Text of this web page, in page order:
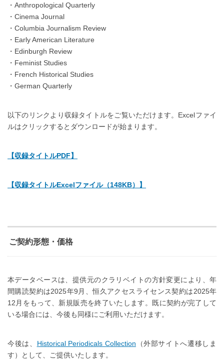
・Anthropological Quarterly
・Cinema Journal
・Columbia Journalism Review
・Early American Literature
・Edinburgh Review
・Feminist Studies
・French Historical Studies
・German Quarterly
以下のリンクより収録タイトルをご覧いただけます。Excelファイ
ルはクリックするとダウンロードが始まります。
【収録タイトルPDF】
【収録タイトルExcelファイル（148KB）】
ご契約形態・価格
本データベースは、提供元のクラリベイトの方針変更により、年
間購読契約は2025年9月、恒久アクセスライセンス契約は2025年
12月をもって、新規販売を終了いたします。既に契約が完了して
いる場合には、今後も同様にご利用いただけます。
今後は、 Historical Periodicals Collection （外部サイトへ遷移しま
す）として、ご提供いたします。